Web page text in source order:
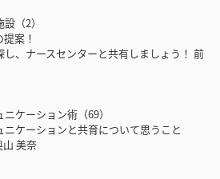
（2）
提案！
、ナースセンターと共有しましょう！ 前
ケーション術（69）
ケーションと共育について思うこと
山 美奈